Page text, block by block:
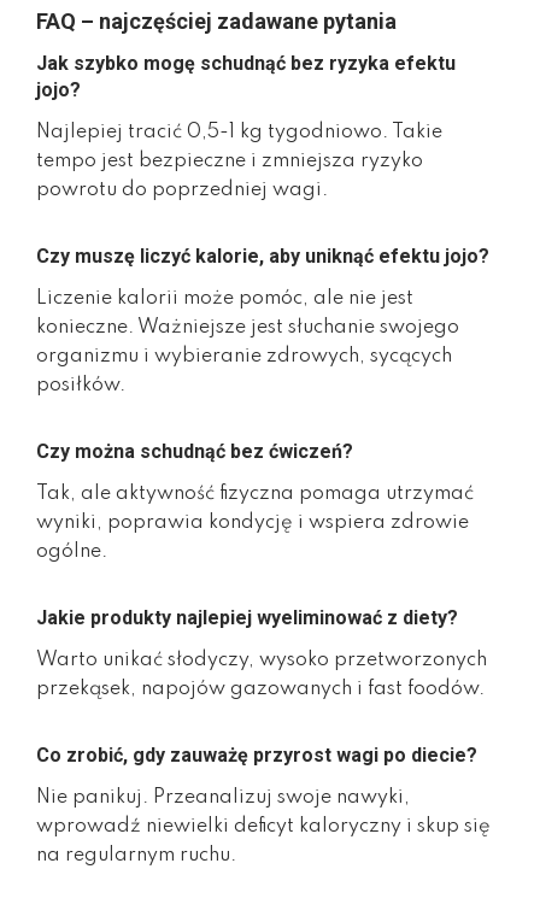
FAQ – najczęściej zadawane pytania
Jak szybko mogę schudnąć bez ryzyka efektu
jojo?
Najlepiej tracić 0,5-1 kg tygodniowo. Takie
tempo jest bezpieczne i zmniejsza ryzyko
powrotu do poprzedniej wagi.
Czy muszę liczyć kalorie, aby uniknąć efektu jojo?
Liczenie kalorii może pomóc, ale nie jest
konieczne. Ważniejsze jest słuchanie swojego
organizmu i wybieranie zdrowych, sycących
posiłków.
Czy można schudnąć bez ćwiczeń?
Tak, ale aktywność fizyczna pomaga utrzymać
wyniki, poprawia kondycję i wspiera zdrowie
ogólne.
Jakie produkty najlepiej wyeliminować z diety?
Warto unikać słodyczy, wysoko przetworzonych
przekąsek, napojów gazowanych i fast foodów.
Co zrobić, gdy zauważę przyrost wagi po diecie?
Nie panikuj. Przeanalizuj swoje nawyki,
wprowadź niewielki deficyt kaloryczny i skup się
na regularnym ruchu.